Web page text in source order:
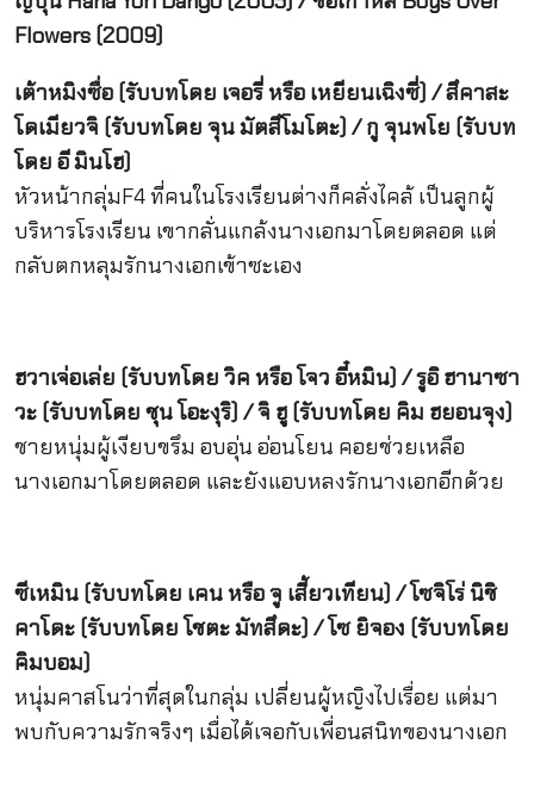
Flowers (2009)
เต้าหมิงซื่อ (รับบทโดย เจอรี่ หรือ เหยียนเฉิงซี่) / สึคาสะ
โดเมียวจิ (รับบทโดย จุน มัตสึโมโตะ) / กู จุนพโย (รับบท
โดย อี มินโฮ)
หัวหน้ากลุ่มF4 ที่คนในโรงเรียนต่างก็คลั่งไคล้ เป็นลูกผู้
บริหารโรงเรียน เขากลั่นแกล้งนางเอกมาโดยตลอด แต่
กลับตกหลุมรักนางเอกเข้าซะเอง
ฮวาเจ่อเล่ย (รับบทโดย วิค หรือ โจว อี๋หมิน) / รูอิ ฮานาซา
วะ (รับบทโดย ชุน โอะงุริ) / จิ ฮู (รับบทโดย คิม ฮยอนจุง)
ชายหนุ่มผู้เงียบขรึม อบอุ่น อ่อนโยน คอยช่วยเหลือ
นางเอกมาโดยตลอด และยังแอบหลงรักนางเอกอีกด้วย
ซีเหมิน (รับบทโดย เคน หรือ จู เสี้ยวเทียน) / โซจิโร่ นิชิ
คาโดะ (รับบทโดย โชตะ มัทสึดะ) / โซ ยิจอง (รับบทโดย
คิมบอม)
หนุ่มคาสโนว่าที่สุดในกลุ่ม เปลี่ยนผู้หญิงไปเรื่อย แต่มา
พบกับความรักจริงๆ เมื่อได้เจอกับเพื่อนสนิทของนางเอก